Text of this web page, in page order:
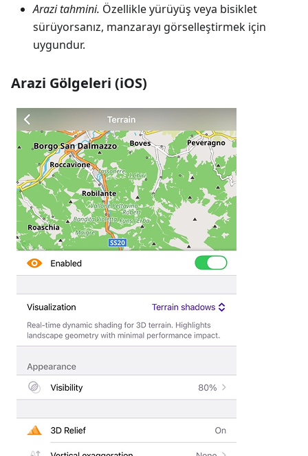
Arazi tahmini. Özellikle yürüyüş veya bisiklet
sürüyorsanız, manzarayı görselleştirmek için
uygundur.
Arazi Gölgeleri (iOS)